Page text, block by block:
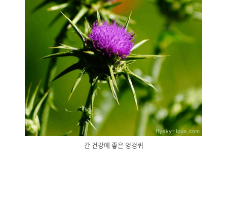
간 건강에 좋은 엉겅퀴